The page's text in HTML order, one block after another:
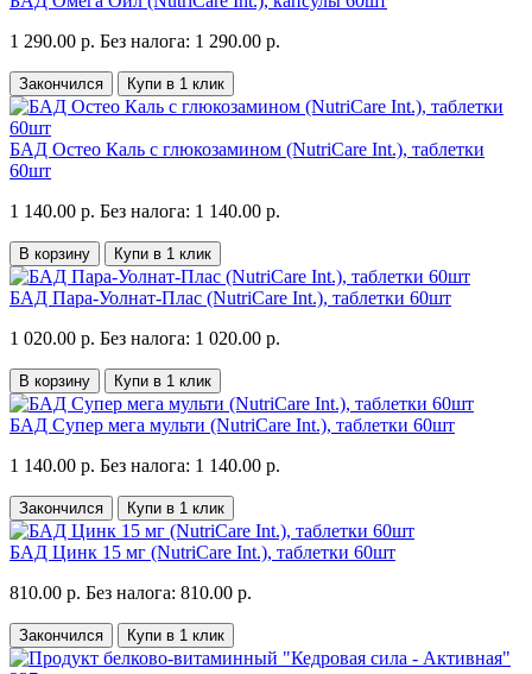
1 290.00 р. Без налога: 1 290.00 р.
Закончился Купи в 1 клик
БАД Остео Каль с глюкозамином (NutriCare Int.), таблетки
60шт
1 140.00 р. Без налога: 1 140.00 р.
В корзину Купи в 1 клик
БАД Пара-Уолнат-Плас (NutriCare Int.), таблетки 60шт
1 020.00 р. Без налога: 1 020.00 р.
В корзину Купи в 1 клик
БАД Супер мега мульти (NutriCare Int.), таблетки 60шт
1 140.00 р. Без налога: 1 140.00 р.
Закончился Купи в 1 клик
БАД Цинк 15 мг (NutriCare Int.), таблетки 60шт
810.00 р. Без налога: 810.00 р.
Закончился Купи в 1 клик